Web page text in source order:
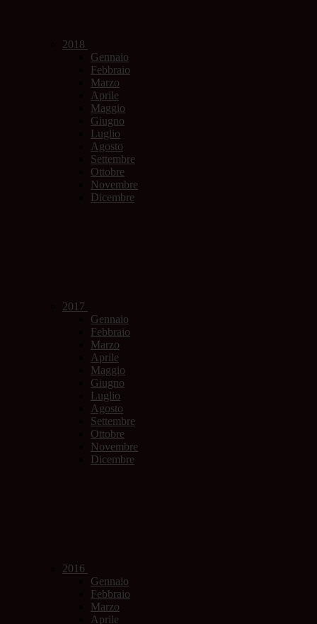
2018
Gennaio
Febbraio
Marzo
Aprile
Maggio
Giugno
Luglio
Agosto
Settembre
Ottobre
Novembre
Dicembre
2017
Gennaio
Febbraio
Marzo
Aprile
Maggio
Giugno
Luglio
Agosto
Settembre
Ottobre
Novembre
Dicembre
2016
Gennaio
Febbraio
Marzo
Aprile